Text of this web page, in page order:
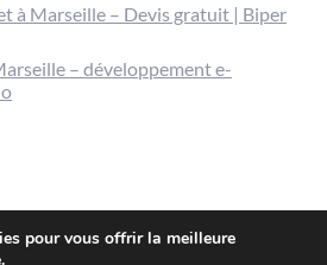
à Marseille – Devis gratuit | Biper
– développement e-
pour vous offrir la meilleure